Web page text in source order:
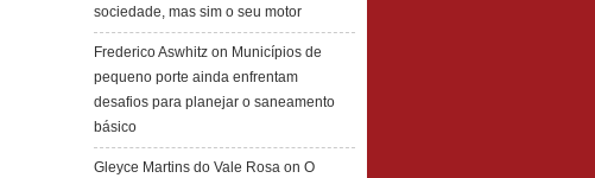
sociedade, mas sim o seu motor
Frederico Aswhitz on Municípios de
pequeno porte ainda enfrentam
desafios para planejar o saneamento
básico
Gleyce Martins do Vale Rosa on O